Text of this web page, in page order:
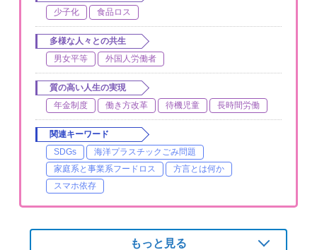
少子化
食品ロス
多様な人々との共生
男女平等
外国人労働者
質の高い人生の実現
年金制度
働き方改革 待機児童 長時間労働
関連キーワード
SDGs
海洋プラスチックごみ問題
家庭系と事業系フードロス
方言とは何か
スマホ依存
もっと見る